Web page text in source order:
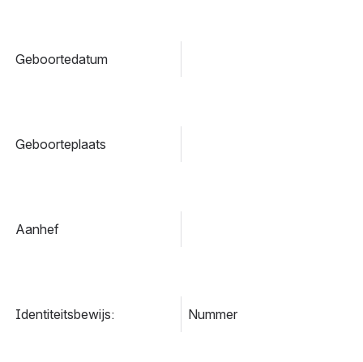
Geboortedatum
Geboorteplaats
Aanhef
Identiteitsbewijs: Nummer